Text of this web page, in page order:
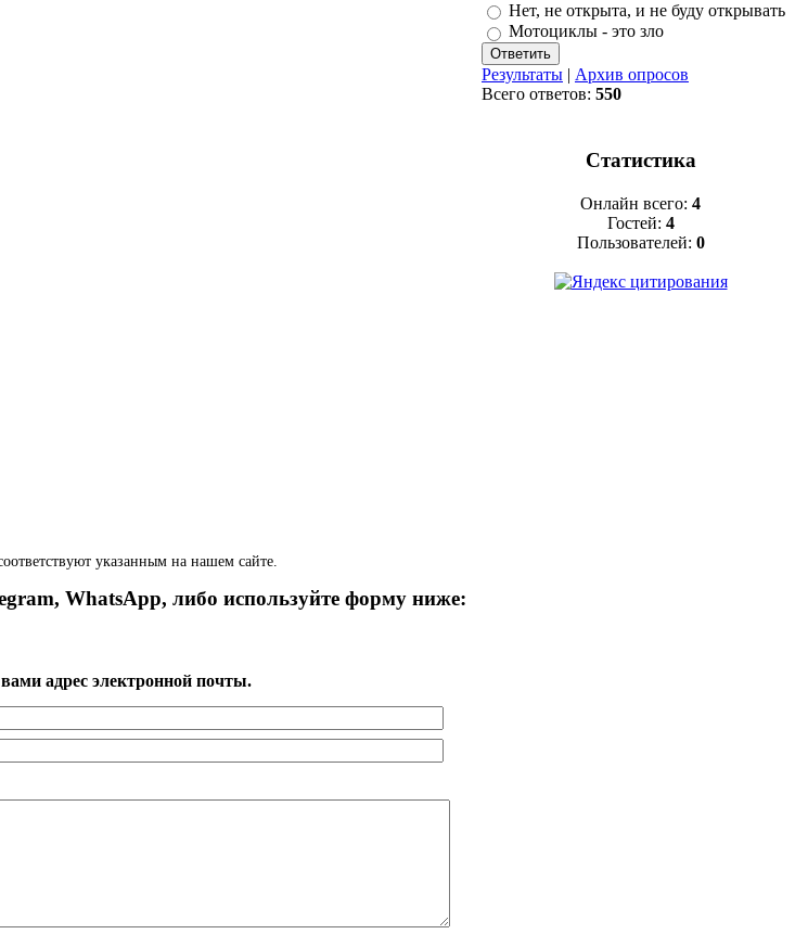
указанным на нашем сайте.
WhatsApp, либо используйте форму ниже:
адрес электронной почты.
Нет, не открыта, и не буду открывать
Мотоциклы - это зло
Результаты | Архив опросов
Всего ответов: 550
Статистика
Онлайн всего: 4
Гостей: 4
Пользователей: 0